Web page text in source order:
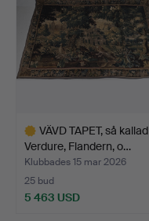
VÄVD TAPET, så kallad
Verdure, Flandern, o…
Klubbades 15 mar 2026
25 bud
5 463 USD